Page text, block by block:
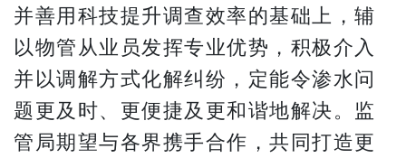
并善用科技提升调查效率的基础上，辅
以物管从业员发挥专业优势，积极介入
并以调解方式化解纠纷，定能令渗水问
题更及时、更便捷及更和谐地解决。监
管局期望与各界携手合作，共同打造更